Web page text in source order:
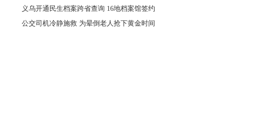
义乌开通民生档案跨省查询 16地档案馆签约
合作
公交司机冷静施救 为晕倒老人抢下黄金时间